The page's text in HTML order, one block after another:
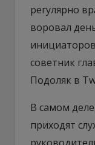
регулярно
воровал
советник
Подоляк в
В самом
приходят